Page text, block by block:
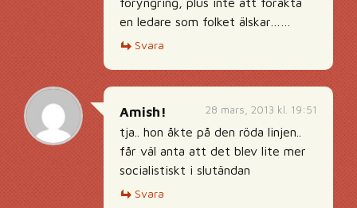
en ledare som folket älskar……
Svara
28 mars, 2013 kl. 19:51
Amish!
tja.. hon åkte på den röda linjen..
får väl anta att det blev lite mer
socialistiskt i slutändan
Svara